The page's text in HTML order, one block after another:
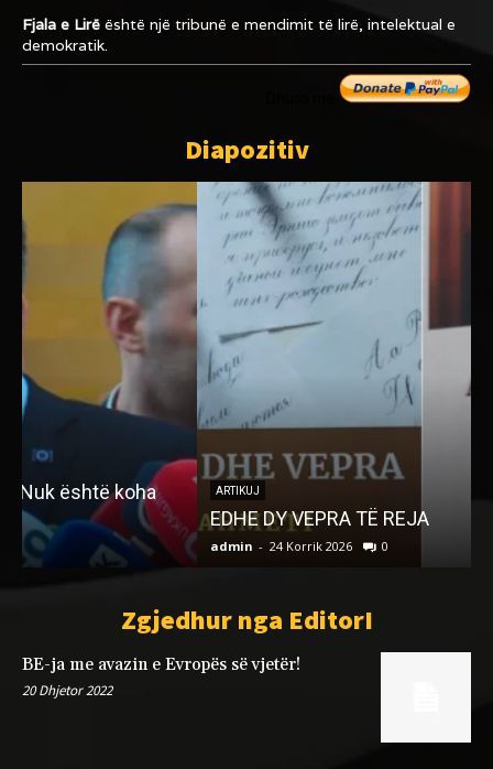
Fjala e Lirë është një tribunë e mendimit të lirë, intelektual e
demokratik.
Diapozitiv
ARTIKUJ
EDHE DY VEPRA TË REJA
admin 24 Korrik 2026 0
Zgjedhur nga EditorI
BE-ja me avazin e Evropës së vjetër!
20 Dhjetor 2022